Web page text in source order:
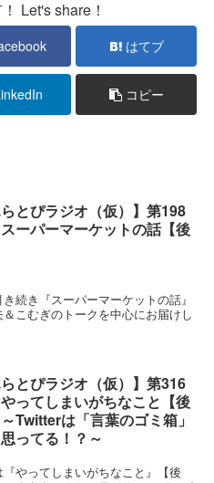
Let's share！
はてブ
コピー
らとぴラジオ（仮）】第198
ーパーマーケットの話【後
続き『スーパーマーケットの話』
こむぎのトークを中心にお届けし
らとぴラジオ（仮）】第316
ってしまいがちなこと【後
Twitterは「言葉のゴミ箱」
ってる！？～
やってしまいがちなこと』【後